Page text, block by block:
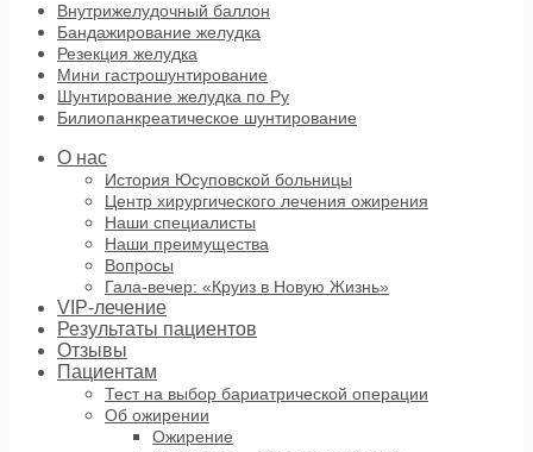
Внутрижелудочный баллон
Бандажирование желудка
Резекция желудка
Мини гастрошунтирование
Шунтирование желудка по Ру
Билиопанкреатическое шунтирование
О нас
История Юсуповской больницы
Центр хирургического лечения ожирения
Наши специалисты
Наши преимущества
Вопросы
Гала-вечер: «Круиз в Новую Жизнь»
VIP-лечение
Результаты пациентов
Отзывы
Пациентам
Тест на выбор бариатрической операции
Об ожирении
Ожирение